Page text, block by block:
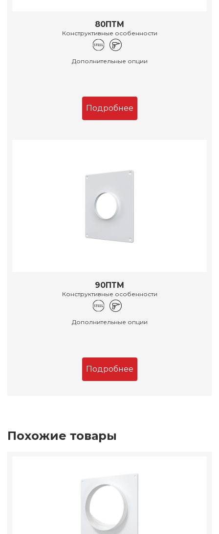
80ПТМ
Конструктивные особенности
Дополнительные опции
Подробнее
90ПТМ
Конструктивные особенности
Дополнительные опции
Подробнее
Похожие товары